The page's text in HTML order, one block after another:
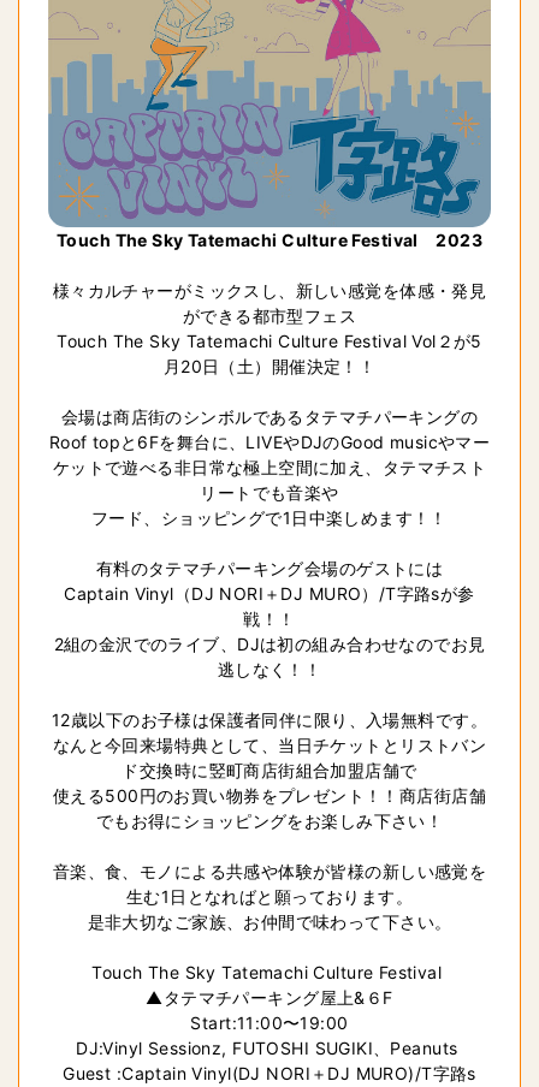
Touch The Sky Tatemachi Culture Festival　2023
様々カルチャーがミックスし、新しい感覚を体感・発見
ができる都市型フェス
Touch The Sky Tatemachi Culture Festival Vol２が5
月20日（土）開催決定！！
会場は商店街のシンボルであるタテマチパーキングの
Roof topと6Fを舞台に、LIVEやDJのGood musicやマー
ケットで遊べる非日常な極上空間に加え、タテマチスト
リートでも音楽や
フード、ショッピングで1日中楽しめます！！
有料のタテマチパーキング会場のゲストには
Captain Vinyl（DJ NORI＋DJ MURO）/T字路sが参
戦！！
2組の金沢でのライブ、DJは初の組み合わせなのでお見
逃しなく！！
12歳以下のお子様は保護者同伴に限り、入場無料です。
なんと今回来場特典として、当日チケットとリストバン
ド交換時に竪町商店街組合加盟店舗で
使える500円のお買い物券をプレゼント！！商店街店舗
でもお得にショッピングをお楽しみ下さい！
音楽、食、モノによる共感や体験が皆様の新しい感覚を
生む1日となればと願っております。
是非大切なご家族、お仲間で味わって下さい。
Touch The Sky Tatemachi Culture Festival
▲タテマチパーキング屋上&６F
Start:11:00〜19:00
DJ:Vinyl Sessionz, FUTOSHI SUGIKI、Peanuts
Guest :Captain Vinyl(DJ NORI＋DJ MURO)/T字路s